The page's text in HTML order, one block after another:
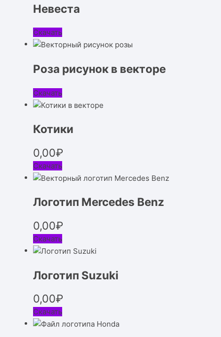
Невеста
Скачать
Роза рисунок в векторе
Скачать
Котики
0,00₽
Скачать
Логотип Mercedes Benz
0,00₽
Скачать
Логотип Suzuki
0,00₽
Скачать